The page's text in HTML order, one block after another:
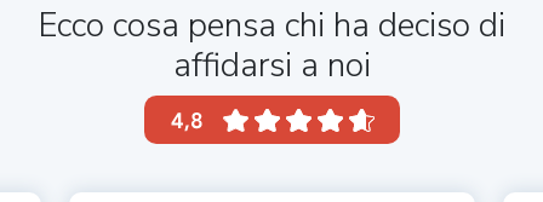
Ecco cosa pensa chi ha deciso di
affidarsi a noi